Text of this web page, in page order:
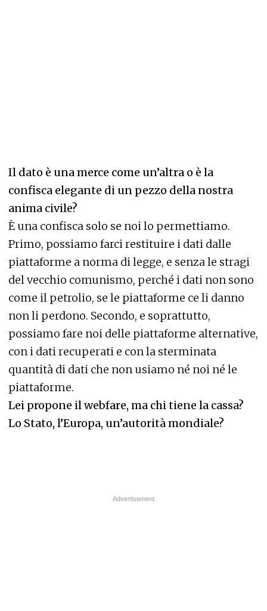
Il dato è una merce come un’altra o è la
confisca elegante di un pezzo della nostra
anima civile?
È una confisca solo se noi lo permettiamo.
Primo, possiamo farci restituire i dati dalle
piattaforme a norma di legge, e senza le stragi
del vecchio comunismo, perché i dati non sono
come il petrolio, se le piattaforme ce li danno
non li perdono. Secondo, e soprattutto,
possiamo fare noi delle piattaforme alternative,
con i dati recuperati e con la sterminata
quantità di dati che non usiamo né noi né le
piattaforme.
Lei propone il webfare, ma chi tiene la cassa?
Lo Stato, l’Europa, un’autorità mondiale?